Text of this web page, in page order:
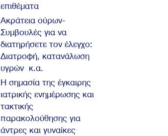
επιθέματα
Ακράτεια ούρων-
Συμβουλές για να
διατηρήσετε τον έλεγχο:
Διατροφή, κατανάλωση
υγρών κ.α.
Η σημασία της έγκαιρης
ιατρικής ενημέρωσης και
τακτικής
παρακολούθησης για
άντρες και γυναίκες